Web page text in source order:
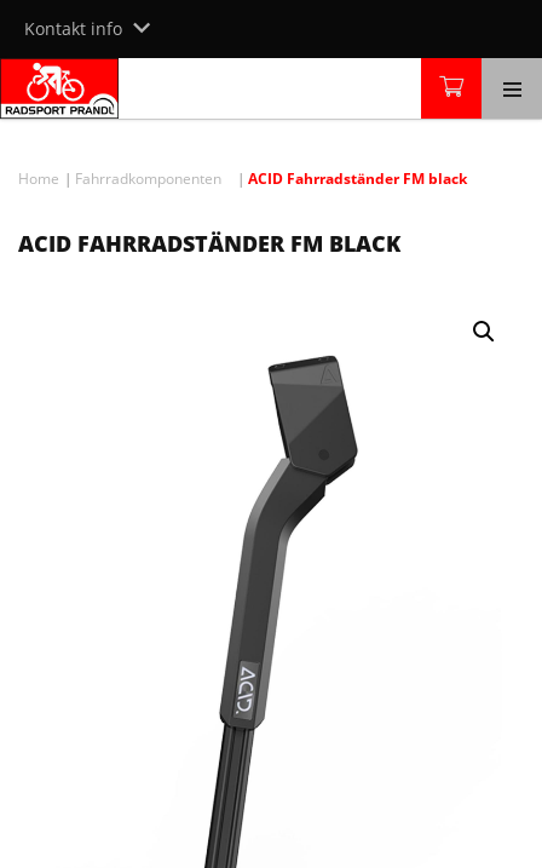
content
Kontakt info
Home Fahrradkomponenten ACID Fahrradständer FM black
ACID FAHRRADSTÄNDER FM BLACK